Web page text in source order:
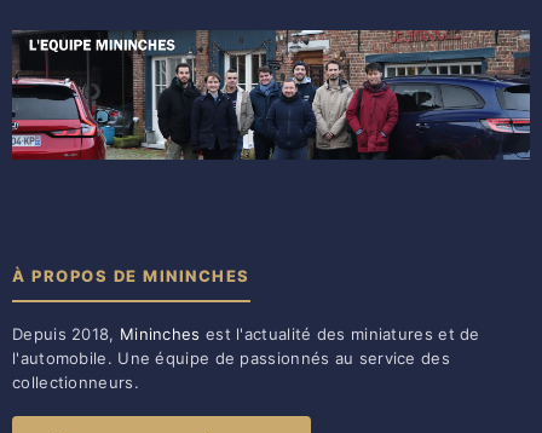
À PROPOS DE MININCHES
Depuis 2018, Mininches est l'actualité des miniatures et de
l'automobile. Une équipe de passionnés au service des
collectionneurs.